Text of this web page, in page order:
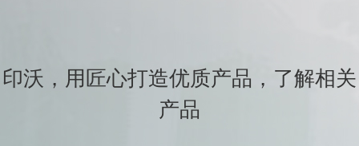
印沃，用匠心打造优质产品，了解相关
产品